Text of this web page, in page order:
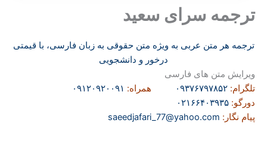
ترجمه سرای سعید
ترجمه هر متن عربی به ویژه متن حقوقی به زبان فارسی، با قیمتی
درخور و دانشجویی
ویرایش متن های فارسی
تلگرام: ۰۹۳۷۶۷۹۷۸۵۲ همراه:
دورگو: ۰۲۱۶۶۴۰۳۹۳۵
پیام نگار: